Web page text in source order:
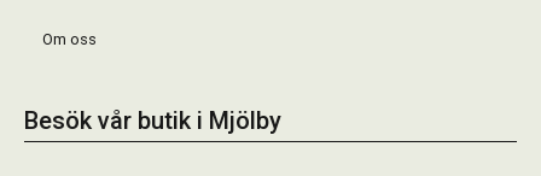
Om oss
Besök vår butik i Mjölby